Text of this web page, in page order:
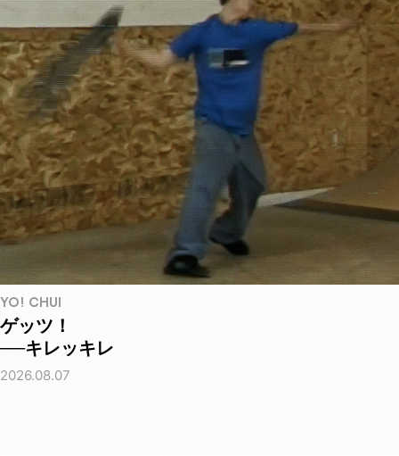
YO! CHUI
ゲッツ！
──キレッキレ
2026.08.07